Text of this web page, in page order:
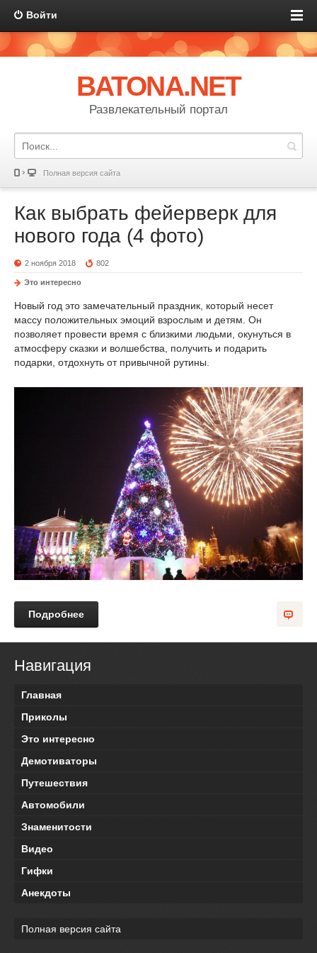
Войти
BATONA.NET
Развлекательный портал
Полная версия сайта
Как выбрать фейерверк для
нового года (4 фото)
2 ноября 2018 802
Это интересно
Новый год это замечательный праздник, который несет
массу положительных эмоций взрослым и детям. Он
позволяет провести время с близкими людьми, окунуться в
атмосферу сказки и волшебства, получить и подарить
подарки, отдохнуть от привычной рутины.
Подробнее
Навигация
Главная
Приколы
Это интересно
Демотиваторы
Путешествия
Автомобили
Знаменитости
Видео
Гифки
Анекдоты
Полная версия сайта